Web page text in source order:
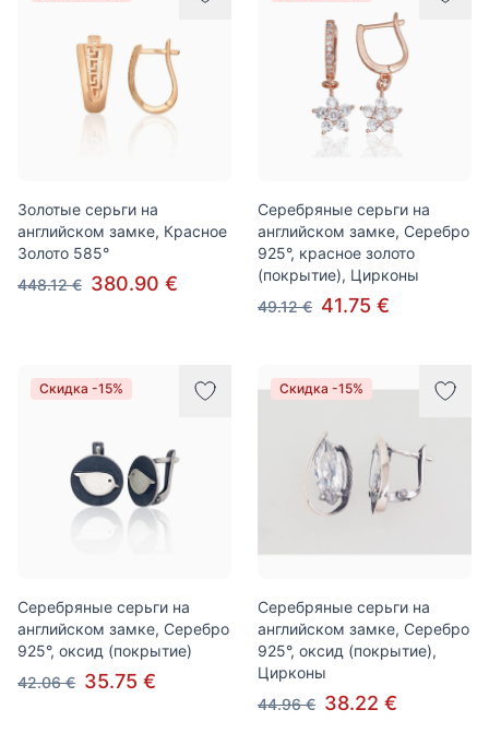
Золотые серьги на
английском замке, Красное
Золото 585°
448.12 € 380.90 €
Серебряные серьги на
английском замке, Серебро
925°, красное золото
(покрытие), Цирконы
49.12 € 41.75 €
Скидка -15%
Серебряные серьги на
английском замке, Серебро
925°, оксид (покрытие)
42.06 € 35.75 €
Скидка -15%
Серебряные серьги на
английском замке, Серебро
925°, оксид (покрытие),
Цирконы
44.96 € 38.22 €